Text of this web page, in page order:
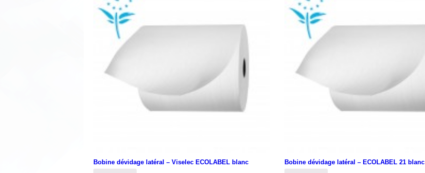
Bobine dévidage latéral – Viselec ECOLABEL blanc Bobine dévidage latéral – ECOLABEL 21 blanc